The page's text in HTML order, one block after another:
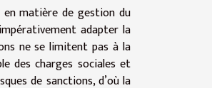
en matière de gestion du
adapter la
ne se limitent pas à la
des charges sociales et
de sanctions, d’où la